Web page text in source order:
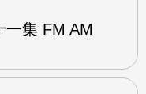
一集 FM AM